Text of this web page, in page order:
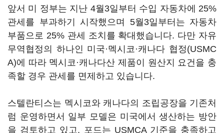
앞서 미 정부는 지난 4월3일부터 수입 자동차에 25%
관세를 부과하기 시작했으며 5월3일부터는 자동차
부품으로 25% 관세 조치를 확대했습니다. 다만 자유
무역협정의 하나인 미국·멕시코·캐나다 협정(USMC
A)에 따라 멕시코·캐나다산 제품이 원산지 요건을 충
족할 경우 관세를 면제하고 있습니다.
스텔란티스는 멕시코와 캐나다의 조립공장을 기존처
럼 운영하면서 일부 모델은 미국에서 생산하는 방안
을 검토하고 있고, 포드는 USMCA 기준을 충족하고